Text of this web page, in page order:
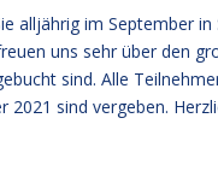
alljährig im September
uns sehr über den
sind. Alle
2021 sind vergeben.